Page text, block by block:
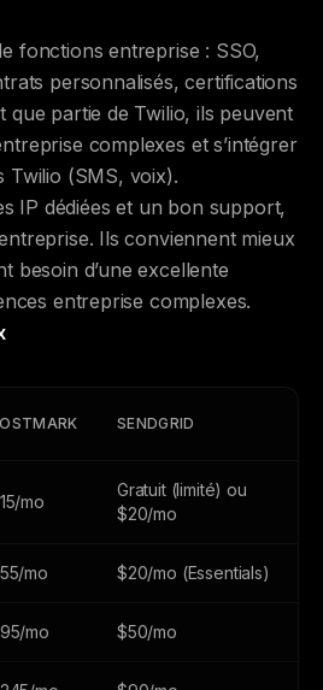
fonctions entreprise : SSO,
personnalisés, certifications
que partie de Twilio, ils peuvent
complexes et s’intégrer
Twilio (SMS, voix).
IP dédiées et un bon support,
Ils conviennent mieux
besoin d’une excellente
entreprise complexes.
SENDGRID
mo
Gratuit (limité) ou
$20/mo
mo $20/mo (Essentials)
mo $50/mo